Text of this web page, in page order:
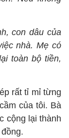
con dâu của
nhà. Mẹ có
toàn bộ tiền,
rất tỉ mỉ từng
của tôi. Bà
cộng lại thành